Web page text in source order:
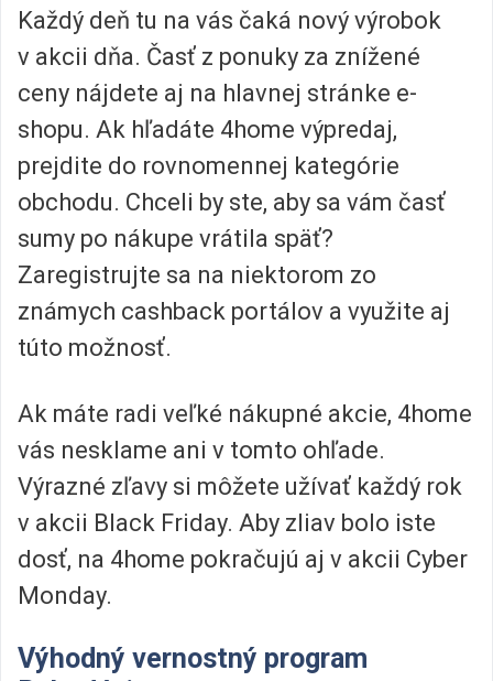
Každý deň tu na vás čaká nový výrobok
v akcii dňa. Časť z ponuky za znížené
ceny nájdete aj na hlavnej stránke e-
shopu. Ak hľadáte 4home výpredaj,
prejdite do rovnomennej kategórie
obchodu. Chceli by ste, aby sa vám časť
sumy po nákupe vrátila späť?
Zaregistrujte sa na niektorom zo
známych cashback portálov a využite aj
túto možnosť.
Ak máte radi veľké nákupné akcie, 4home
vás nesklame ani v tomto ohľade.
Výrazné zľavy si môžete užívať každý rok
v akcii Black Friday. Aby zliav bolo iste
dosť, na 4home pokračujú aj v akcii Cyber
Monday.
Výhodný vernostný program